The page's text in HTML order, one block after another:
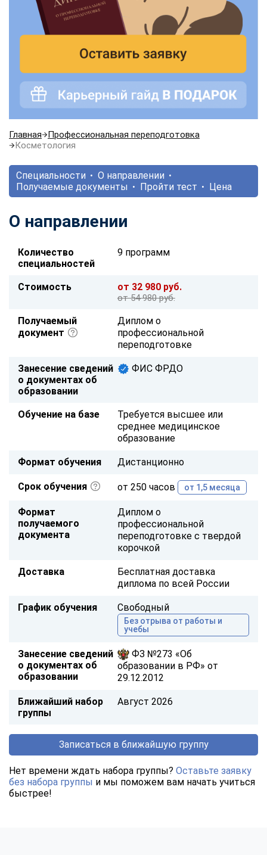
Главная
Профессиональная переподготовка
Косметология
Специальности
О направлении
Получаемые документы
Пройти тест Цена
О направлении
Количество
специальностей
9 программ
Стоимость от 32 980 руб.
от 54 980 руб.
Получаемый
документ
Диплом о
профессиональной
переподготовке
Занесение сведений
о документах об
образовании
ФИС ФРДО
Обучение на базе
Требуется высшее или
среднее медицинское
образование
Формат обучения Дистанционно
Срок обучения от 250 часов от 1,5 месяца
Формат
получаемого
документа
Диплом о
профессиональной
переподготовке с твердой
корочкой
Доставка
Бесплатная доставка
диплома по всей России
График обучения Свободный
Без отрыва от работы и
учебы
Занесение сведений
о документах об
образовании
ФЗ №273 «Об
образовании в РФ» от
29.12.2012
Ближайший набор
группы
Август 2026
Записаться в ближайшую группу
Нет времени ждать набора группы? Оставьте заявку
без набора группы и мы поможем вам начать учиться
быстрее!